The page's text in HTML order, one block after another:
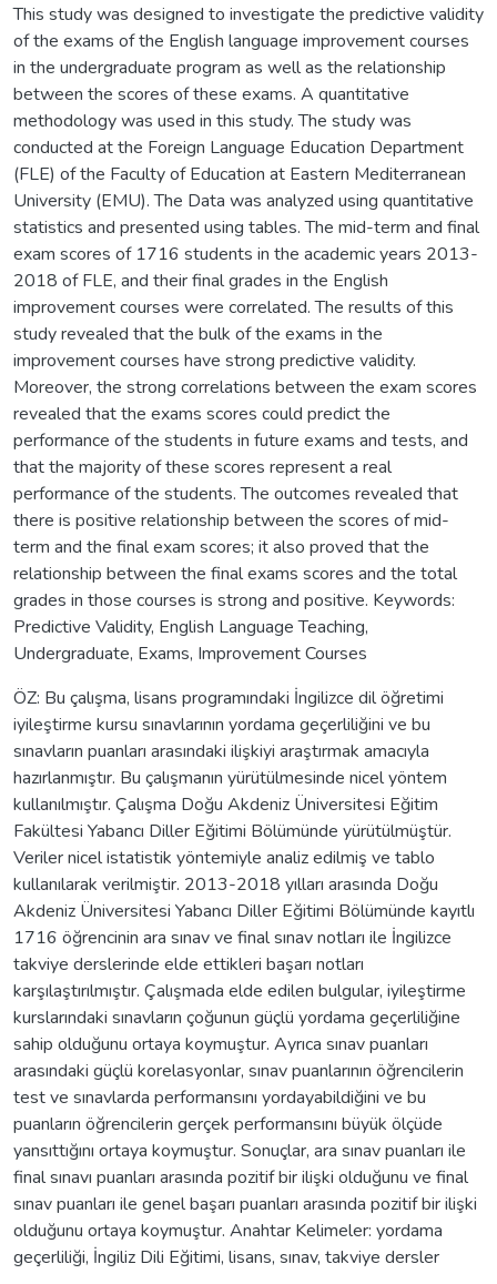
This study was designed to investigate the predictive validity
of the exams of the English language improvement courses
in the undergraduate program as well as the relationship
between the scores of these exams. A quantitative
methodology was used in this study. The study was
conducted at the Foreign Language Education Department
(FLE) of the Faculty of Education at Eastern Mediterranean
University (EMU). The Data was analyzed using quantitative
statistics and presented using tables. The mid-term and final
exam scores of 1716 students in the academic years 2013-
2018 of FLE, and their final grades in the English
improvement courses were correlated. The results of this
study revealed that the bulk of the exams in the
improvement courses have strong predictive validity.
Moreover, the strong correlations between the exam scores
revealed that the exams scores could predict the
performance of the students in future exams and tests, and
that the majority of these scores represent a real
performance of the students. The outcomes revealed that
there is positive relationship between the scores of mid-
term and the final exam scores; it also proved that the
relationship between the final exams scores and the total
grades in those courses is strong and positive. Keywords:
Predictive Validity, English Language Teaching,
Undergraduate, Exams, Improvement Courses
ÖZ: Bu çalışma, lisans programındaki İngilizce dil öğretimi
iyileştirme kursu sınavlarının yordama geçerliliğini ve bu
sınavların puanları arasındaki ilişkiyi araştırmak amacıyla
hazırlanmıştır. Bu çalışmanın yürütülmesinde nicel yöntem
kullanılmıştır. Çalışma Doğu Akdeniz Üniversitesi Eğitim
Fakültesi Yabancı Diller Eğitimi Bölümünde yürütülmüştür.
Veriler nicel istatistik yöntemiyle analiz edilmiş ve tablo
kullanılarak verilmiştir. 2013-2018 yılları arasında Doğu
Akdeniz Üniversitesi Yabancı Diller Eğitimi Bölümünde kayıtlı
1716 öğrencinin ara sınav ve final sınav notları ile İngilizce
takviye derslerinde elde ettikleri başarı notları
karşılaştırılmıştır. Çalışmada elde edilen bulgular, iyileştirme
kurslarındaki sınavların çoğunun güçlü yordama geçerliliğine
sahip olduğunu ortaya koymuştur. Ayrıca sınav puanları
arasındaki güçlü korelasyonlar, sınav puanlarının öğrencilerin
test ve sınavlarda performansını yordayabildiğini ve bu
puanların öğrencilerin gerçek performansını büyük ölçüde
yansıttığını ortaya koymuştur. Sonuçlar, ara sınav puanları ile
final sınavı puanları arasında pozitif bir ilişki olduğunu ve final
sınav puanları ile genel başarı puanları arasında pozitif bir ilişki
olduğunu ortaya koymuştur. Anahtar Kelimeler: yordama
geçerliliği, İngiliz Dili Eğitimi, lisans, sınav, takviye dersler